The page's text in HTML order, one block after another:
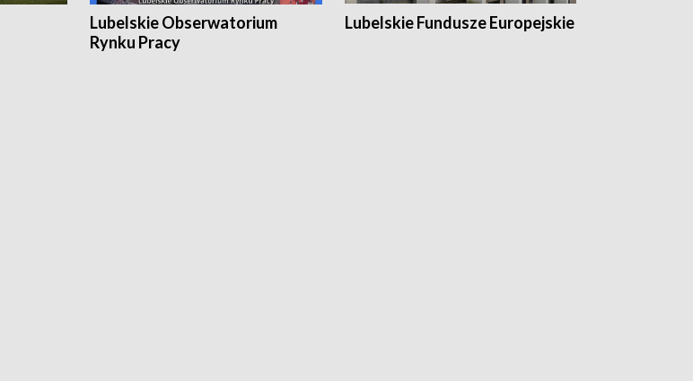
Lubelskie Obserwatorium
Rynku Pracy
Lubelskie Fundusze Europejskie